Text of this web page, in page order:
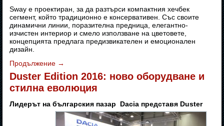
Sway е проектиран, за да разтърси компактния хечбек
сегмент, който традиционно е консервативен. Със своите
динамични линии, поразителна предница, елегантно-
изчистен интериор и смело използване на цветовете,
концепцията предлага предизвикателен и емоционален
дизайн.
Продължение →
Duster Edition 2016: ново оборудване и
стилна еволюция
Лидерът на българския пазар Dacia представя Duster